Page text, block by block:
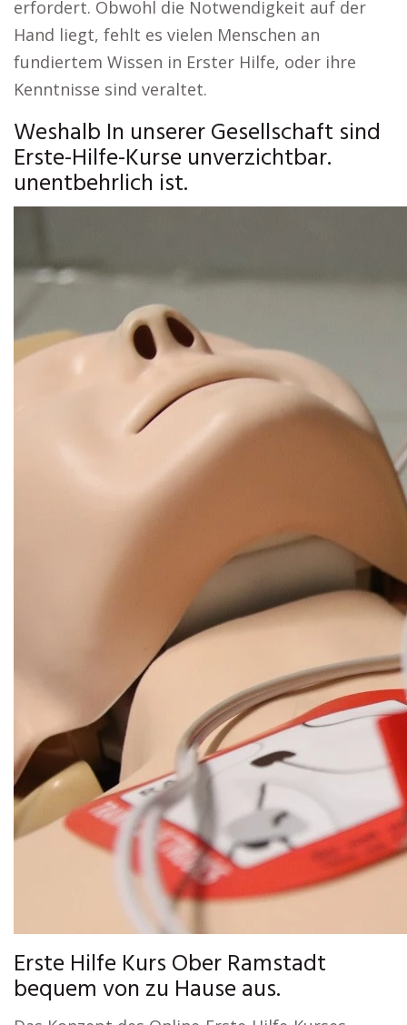
erfordert. Obwohl die Notwendigkeit auf der
Hand liegt, fehlt es vielen Menschen an
fundiertem Wissen in Erster Hilfe, oder ihre
Kenntnisse sind veraltet.
Weshalb In unserer Gesellschaft sind
Erste-Hilfe-Kurse unverzichtbar.
unentbehrlich ist.
Erste Hilfe Kurs Ober Ramstadt
bequem von zu Hause aus.